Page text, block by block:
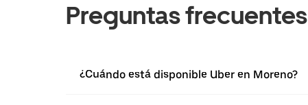
Preguntas frecuentes
¿Cuándo está disponible Uber en Moreno?